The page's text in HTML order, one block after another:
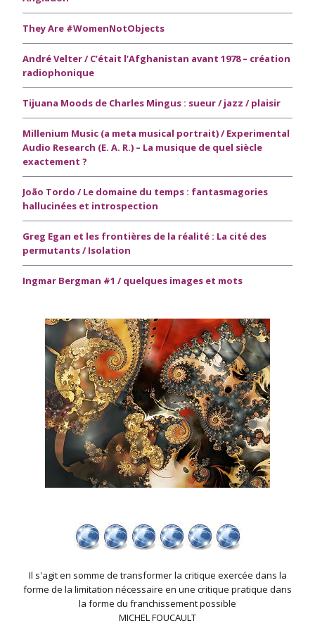
They Are #WomenNotObjects
André Velter / C’était l’Afghanistan avant 1978 – création
radiophonique
Tijuana Moods de Charles Mingus : sueur / jazz / plaisir
Millenium Music (a meta musical portrait) / Experimental
Audio Research (E. A. R.) – La musique de quel siècle
exactement ?
João Tordo / Le domaine du temps : fantasmagories
hallucinées et introspection
Greg Egan et les frontières de la réalité : La cité des
permutants / Isolation
Ingmar Bergman #1 / quelques images et mots
Il s'agit en somme de transformer la critique exercée dans la
forme de la limitation nécessaire en une critique pratique dans
la forme du franchissement possible
MICHEL FOUCAULT